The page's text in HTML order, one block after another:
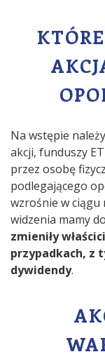
Na wstępie
akcji, funduszy
przez osobę
podlegającego
wzrośnie w
widzenia mamy
zmieniły
przypadkach, z
dywidendy.